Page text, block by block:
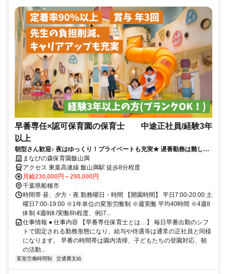
早番専任×認可保育園の保育士 中途正社員/経験3年
以上
朝型さん歓迎♪ 夜はゆっくり！プライベートも充実★ 遅番勤務は難しい
けど正社員で働きたい方！
まなびの森保育園飯山満
アクセス 東葉高速線 飯山満駅 徒歩8分程度
月給230,000円～290,000円
千葉県船橋市
時間帯 昼、夕方・夜 勤務曜日・時間 【開園時間】 平日7:00-20:00 土
曜日7:00-19:00 ※1年単位の変形労働制 ※週実働 平均40時間 ※4週8
休制 4週8休/実働8h程度、例)7...
仕事情報 ● 仕事内容 【早番専任保育士とは…】 毎日早番出勤のシフ
トで固定される勤務形態になり、給与や待遇等は通常の正社員と同様
になります。 早番の時間帯は園内清掃、子どもたちの登園対応、朝
の活動...
変形労働時間制 交通費支給